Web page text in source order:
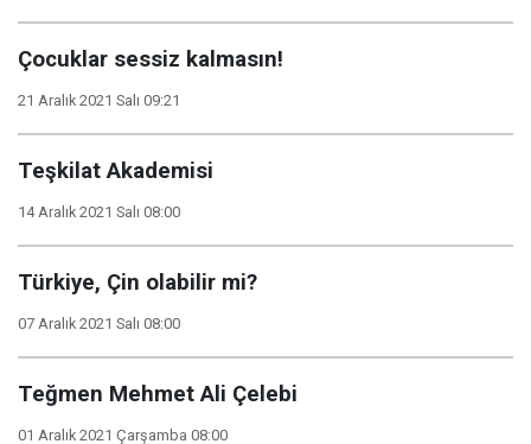
Çocuklar sessiz kalmasın!
21 Aralık 2021 Salı 09:21
Teşkilat Akademisi
14 Aralık 2021 Salı 08:00
Türkiye, Çin olabilir mi?
07 Aralık 2021 Salı 08:00
Teğmen Mehmet Ali Çelebi
01 Aralık 2021 Çarşamba 08:00